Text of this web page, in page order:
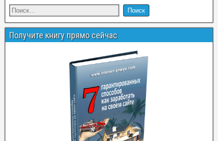
Получите книгу прямо сейчас